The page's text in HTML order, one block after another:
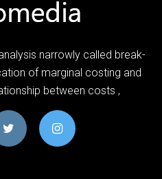
narrowly called break-
of marginal costing and
between costs ,